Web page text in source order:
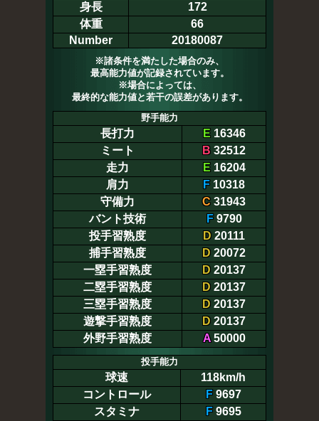
身長
172
体重
66
Number
20180087
※諸条件を満たした場合のみ、
最高能力値が記録されています。
※場合によっては、
最終的な能力値と若干の誤差があります。
野手能力
長打力 E16346
ミート
B 32512
走力
E16204
肩力
F 10318
守備力
C 31943
バント技術
F9790
投手習熟度
D 20111
捕手習熟度
D 20072
一塁手習熟度
D 20137
二塁手習熟度
D 20137
三塁手習熟度
D 20137
遊撃手習熟度
D 20137
外野手習熟度
A50000
投手能力
球速
118km/h
コントロール
F9697
スタミナ
F9695